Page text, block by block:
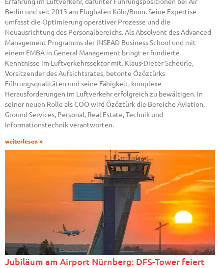
Berlin und seit 2013 am Flughafen Köln/Bonn. Seine Expertise
umfasst die Optimierung operativer Prozesse und die
Neuausrichtung des Personalbereichs. Als Absolvent des Advanced
Management Programms der INSEAD Business School und mit
einem EMBA in General Management bringt er fundierte
Kenntnisse im Luftverkehrssektor mit. Klaus-Dieter Scheurle,
Vorsitzender des Aufsichtsrates, betonte Özöztürks
Führungsqualitäten und seine Fähigkeit, komplexe
Herausforderungen im Luftverkehr erfolgreich zu bewältigen. In
seiner neuen Rolle als COO wird Özöztürk die Bereiche Aviation,
Ground Services, Personal, Real Estate, Technik und
Informationstechnik verantworten.
weiterlesen »
Jubiläum am Airport Nürnberg: DFS-Tower feiert